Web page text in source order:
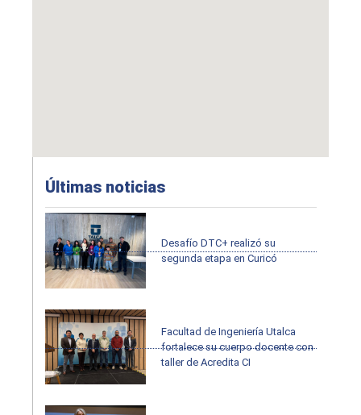
Últimas noticias
Desafío DTC+ realizó su
segunda etapa en Curicó
Facultad de Ingeniería Utalca
fortalece su cuerpo docente con
taller de Acredita CI